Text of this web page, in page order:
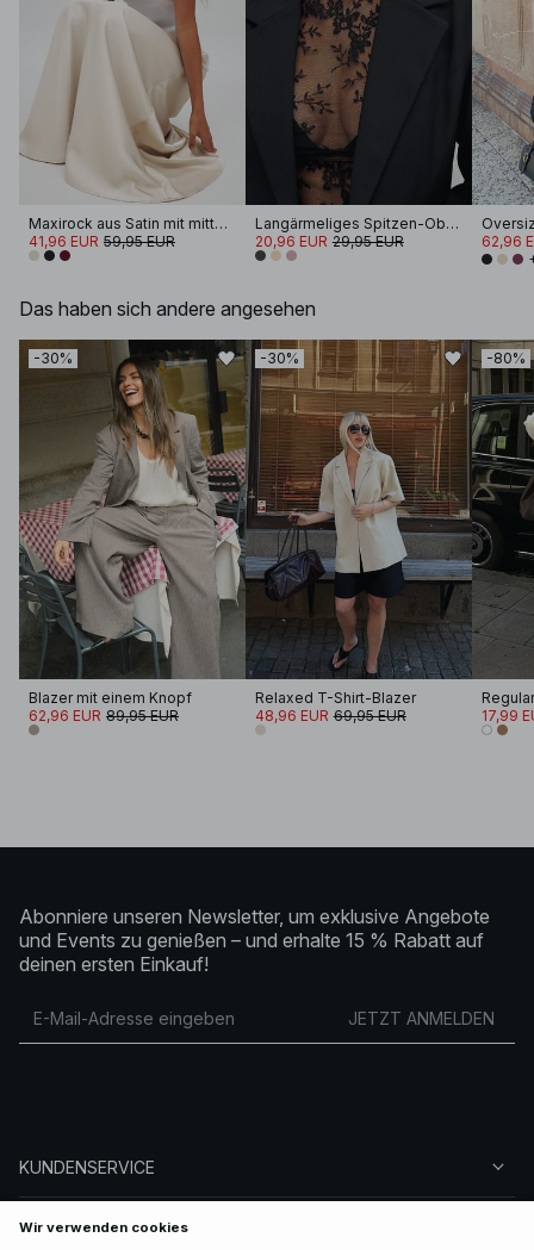
Maxirock aus Satin mit mittelhoher Taille
41,96 EUR 59,95 EUR
Langärmeliges Spitzen-Oberteil
20,96 EUR 29,95 EUR
62,96
Das haben sich andere angesehen
-30%
Blazer mit einem Knopf
62,96 EUR 89,95 EUR
-30%
Relaxed T-Shirt-Blazer
48,96 EUR 69,95 EUR
-80%
17,99
Abonniere unseren Newsletter, um exklusive Angebote
und Events zu genießen – und erhalte 15 % Rabatt auf
deinen ersten Einkauf!
JETZT ANMELDEN
KUNDENSERVICE
ÜBER NA-KD